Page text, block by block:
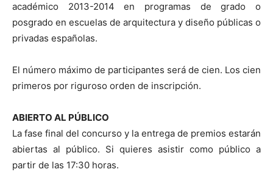
académico 2013-2014 en programas de grado o
posgrado en escuelas de arquitectura y diseño públicas o
privadas españolas.
El número máximo de participantes será de cien. Los cien
primeros por riguroso orden de inscripción.
ABIERTO AL PÚBLICO
La fase final del concurso y la entrega de premios estarán
abiertas al público. Si quieres asistir como público a
partir de las 17:30 horas.